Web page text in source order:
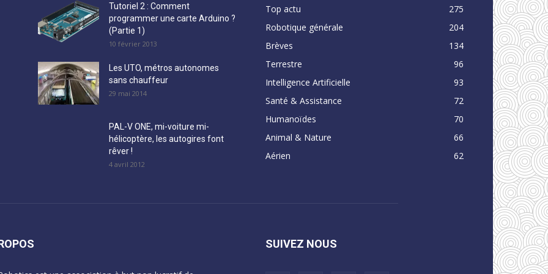
Tutoriel 2 : Comment
programmer une carte Arduino ?
(Partie 1)
10 février 2013
Les UTO, métros autonomes
sans chauffeur
29 mai 2014
PAL-V ONE, mi-voiture mi-
hélicoptère, les autogires font
rêver !
4 avril 2012
Top actu
275
Robotique générale
204
Brèves
134
Terrestre
96
Intelligence Artificielle
93
Santé & Assistance
72
Humanoïdes
70
Animal & Nature
66
Aérien
62
SUIVEZ NOUS